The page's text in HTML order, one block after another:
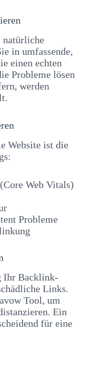
natürliche
in umfassende,
einen echten
Probleme lösen
werden
Website ist die
Web Vitals)
Probleme
Ihr Backlink-
Links.
Tool, um
Ein
für eine